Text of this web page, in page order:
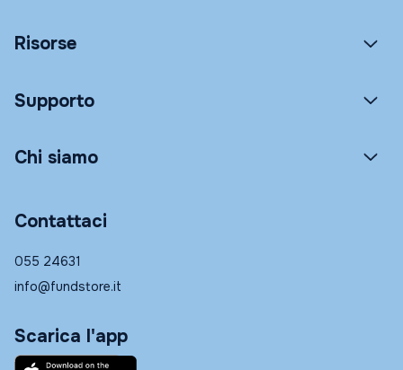
Risorse
Supporto
Chi siamo
Contattaci
055 24631
info@fundstore.it
Scarica l'app